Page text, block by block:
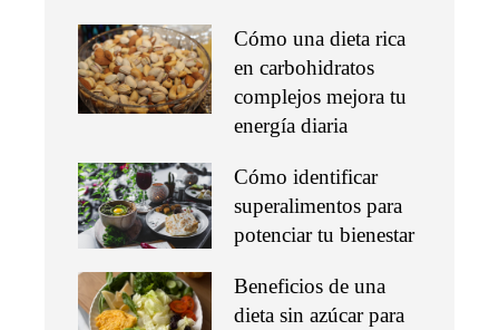
Cómo una dieta rica
en carbohidratos
complejos mejora tu
energía diaria
Cómo identificar
superalimentos para
potenciar tu bienestar
Beneficios de una
dieta sin azúcar para